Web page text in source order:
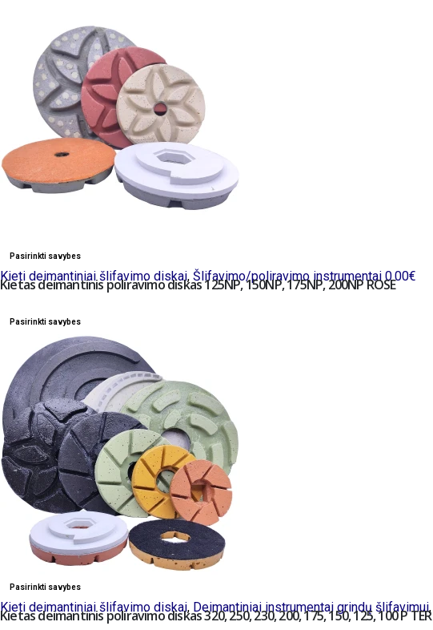
Pasirinkti savybes
Kieti deimantiniai šlifavimo diskai, Šlifavimo/poliravimo instrumentai 0.00€
Kietas deimantinis poliravimo diskas 125NP, 150NP, 175NP, 200NP ROSE
Pasirinkti savybes
Pasirinkti savybes
Kieti deimantiniai šlifavimo diskai, Deimantiniai instrumentai grindų šlifavimui,
Kietas deimantinis poliravimo diskas 320, 250, 230, 200, 175, 150, 125, 100 P TER